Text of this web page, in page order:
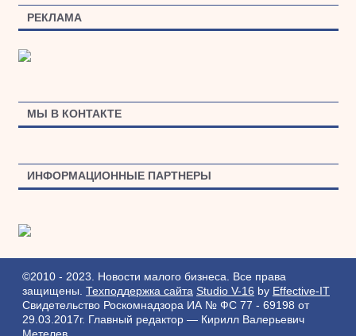
РЕКЛАМА
МЫ В КОНТАКТЕ
ИНФОРМАЦИОННЫЕ ПАРТНЕРЫ
©2010 - 2023. Новости малого бизнеса. Все права
защищены. Техподдержка сайта Studio V-16 by Effective-IT
Свидетельство Роскомнадзора ИА № ФС 77 - 69198 от
29.03.2017г.